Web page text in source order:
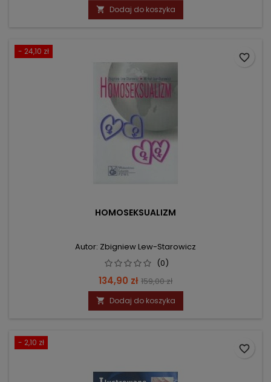
podstawowa
 Dodaj do koszyka
- 24,10 zł
HOMOSEKSUALIZM
Autor: Zbigniew Lew-Starowicz
(0)
Cena
134,90 zł Cena
podstawowa
159,00 zł
 Dodaj do koszyka
favorite_border
- 2,10 zł
favorite_border